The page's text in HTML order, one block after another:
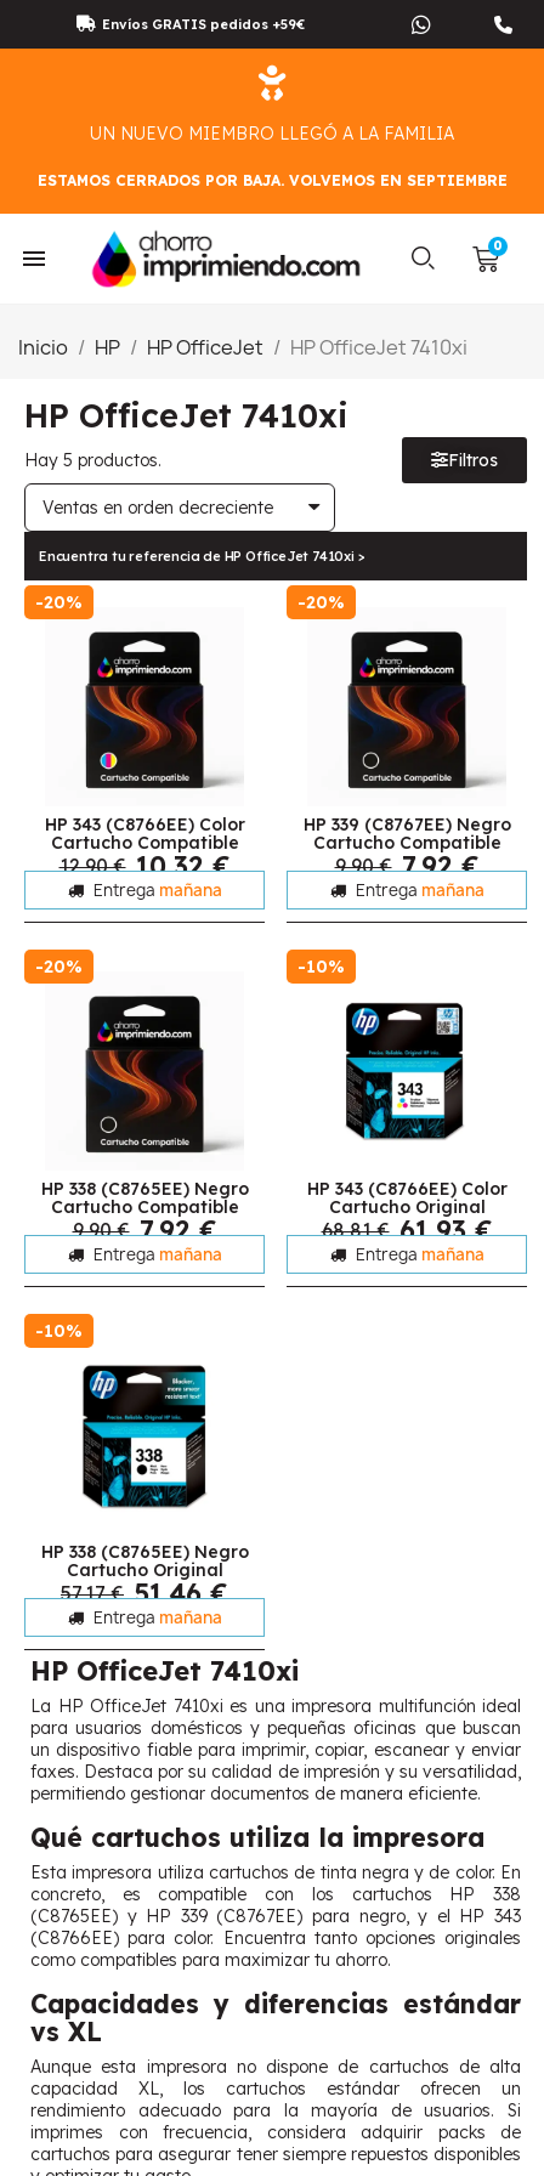
Envíos GRATIS pedidos +59€
UN NUEVO MIEMBRO LLEGÓ A LA FAMILIA
ESTAMOS CERRADOS POR BAJA. VOLVEMOS EN SEPTIEMBRE
Inicio HP HP OfficeJet HP OfficeJet 7410xi
HP OfficeJet 7410xi
Hay 5 productos. Filtros
Encuentra tu referencia de HP OfficeJet 7410xi >
-20%
HP 343 (C8766EE) Color
Cartucho Compatible
12,90 € 10,32 €
Entrega mañana
-20%
HP 339 (C8767EE) Negro
Cartucho Compatible
9,90 € 7,92 €
Entrega mañana
-20%
HP 338 (C8765EE) Negro
Cartucho Compatible
9,90 € 7,92 €
Entrega mañana
-10%
HP 343 (C8766EE) Color
Cartucho Original
68,81 € 61,93 €
Entrega mañana
-10%
HP 338 (C8765EE) Negro
Cartucho Original
57,17 € 51,46 €
Entrega mañana
HP OfficeJet 7410xi
La HP OfficeJet 7410xi es una impresora multifunción ideal
para usuarios domésticos y pequeñas oficinas que buscan
un dispositivo fiable para imprimir, copiar, escanear y enviar
faxes. Destaca por su calidad de impresión y su versatilidad,
permitiendo gestionar documentos de manera eficiente.
Qué cartuchos utiliza la impresora
Esta impresora utiliza cartuchos de tinta negra y de color. En
concreto, es compatible con los cartuchos HP 338
(C8765EE) y HP 339 (C8767EE) para negro, y el HP 343
(C8766EE) para color. Encuentra tanto opciones originales
como compatibles para maximizar tu ahorro.
Capacidades y diferencias estándar
vs XL
Aunque esta impresora no dispone de cartuchos de alta
capacidad XL, los cartuchos estándar ofrecen un
rendimiento adecuado para la mayoría de usuarios. Si
imprimes con frecuencia, considera adquirir packs de
cartuchos para asegurar tener siempre repuestos disponibles